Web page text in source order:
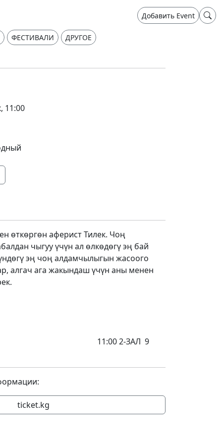
Добавить Event
ФЕСТИВАЛИ ДРУГОЕ
11:00
өткөргөн аферист Тилек. Чоң
чыгуу үчүн ал өлкөдөгү эң бай
эң чоң алдамчылыгын жасоого
алгач ага жакындаш үчүн аны менен
2-ЗАЛ 9
ticket.kg